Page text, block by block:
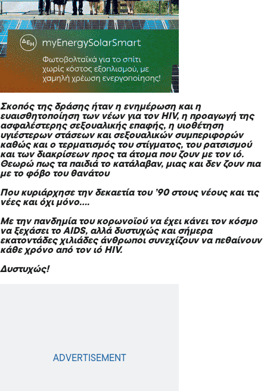
Σκοπός της δράσης ήταν η ενημέρωση και η
ευαισθητοποίηση των νέων για τον HIV, η προαγωγή της
ασφαλέστερης σεξουαλικής επαφής, η υιοθέτηση
υγιέστερων στάσεων και σεξουαλικών συμπεριφορών
καθώς και ο τερματισμός του στίγματος, του ρατσισμού
και των διακρίσεων προς τα άτομα που ζουν με τον ιό.
Θεωρώ πως τα παιδιά το κατάλαβαν, μιας και δεν ζουν πια
με το φόβο του θανάτου
Που κυριάρχησε την δεκαετία του ’90 στους νέους και τις
νέες και όχι μόνο….
Με την πανδημία του κορωνοϊού να έχει κάνει τον κόσμο
να ξεχάσει το AIDS, αλλά δυστυχώς και σήμερα
εκατοντάδες χιλιάδες άνθρωποι συνεχίζουν να πεθαίνουν
κάθε χρόνο από τον ιό HIV.
Δυστυχώς!